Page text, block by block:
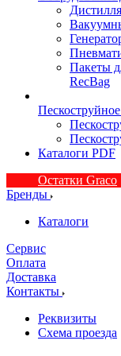
Пакеты
RecBag
Каталоги PDF
Остатки Graco
Бренды
Каталоги
Сервис
Оплата
Доставка
Контакты
Реквизиты
Схема проезда